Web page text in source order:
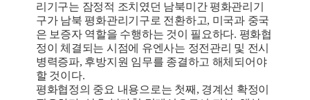
리기구는 잠정적 조치였던 남북미간 평화관리기
구가 남북 평화관리기구로 전환하고, 미국과 중국
은 보증자 역할을 수행하는 것이 필요하다. 평화협
정이 체결되는 시점에 유엔사는 정전관리 및 전시
병력증파, 후방지원 임무를 종결하고 해체되어야
할 것이다.
평화협정의 중요 내용으로는 첫째, 경계선 확정이